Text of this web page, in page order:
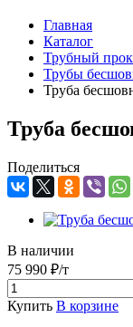
Главная
Каталог
Трубный
Трубы
Труба
Труба
Поделиться
В наличии
75 990 ₽/т
Купить В корзине